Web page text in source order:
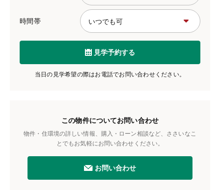
時間帯
見学予約する
当日の見学希望の際はお電話でお問い合わせください。
この物件についてお問い合わせ
物件・住環境の詳しい情報、購入・ローン相談など、ささいなこ
とでもお気軽にお問い合わせください。
お問い合わせ